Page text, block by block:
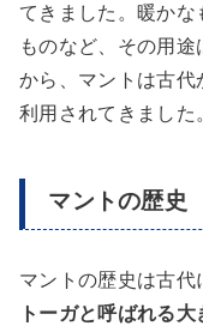
てきました。暖か
ものなど、その用
から、マントは古代
利用されてきました
マントの歴史
マントの歴史は古
トーガと呼ばれる